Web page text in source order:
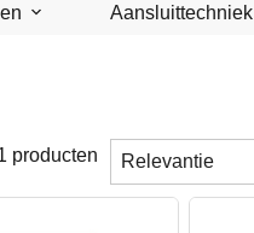
Aansluittechniek
producten Sorteren
Sort content
Sort content